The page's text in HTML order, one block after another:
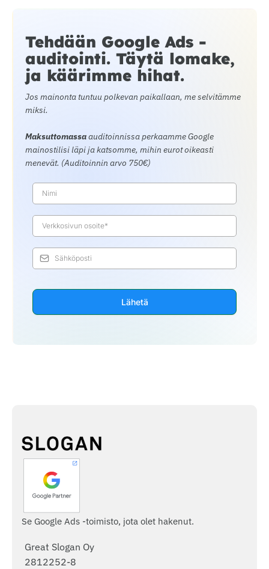
Tehdään Google Ads -
auditointi. Täytä lomake,
ja käärimme hihat.
Jos mainonta tuntuu polkevan paikallaan, me selvitämme
miksi.
Maksuttomassaauditoinnissa perkaamme Google
mainostilisi läpi ja katsomme, mihin eurot oikeasti
menevät. (Auditoinnin arvo 750€)
Lähetä
Se Google Ads -toimisto, jota olet hakenut.
Great Slogan Oy
2812252-8